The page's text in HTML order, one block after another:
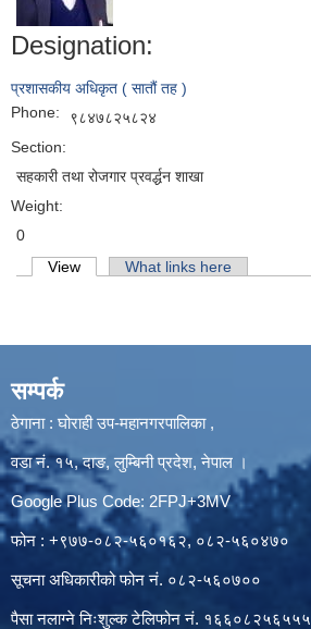
Designation:
प्रशासकीय अधिकृत ( सातौं तह )
Phone:
९८४७८२५८२४
Section:
सहकारी तथा रोजगार प्रवर्द्धन शाखा
Weight:
0
Primary tabs
View (active tab)What links here
सम्पर्क
ठेगाना : घोराही उप-महानगरपालिका ,
वडा नं. १५, दाङ, लुम्बिनी प्रदेश, नेपाल ।
Google Plus Code: 2FPJ+3MV
फोन : +९७७-०८२-५६०१६२, ०८२-५६०४७०
सूचना अधिकारीको फोन नं. ०८२-५६०७००
पैसा नलाग्ने निःशुल्क टेलिफोन नं. १६६०८२५६५५५